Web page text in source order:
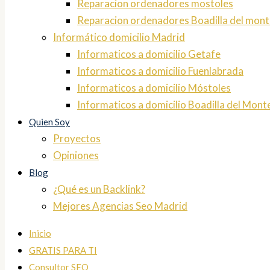
Reparacion ordenadores mostoles
Reparacion ordenadores Boadilla del
Informático domicilio Madrid
Informaticos a domicilio Getafe
Informaticos a domicilio Fuenlabrada
Informaticos a domicilio Móstoles
Informaticos a domicilio Boadilla del
Quien Soy
Proyectos
Opiniones
Blog
¿Qué es un Backlink?
Mejores Agencias Seo Madrid
Inicio
GRATIS PARA TI
Consultor SEO